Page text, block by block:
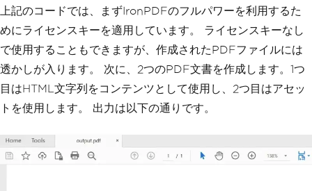
df
"<img src='icons/iron.png'>"
,
"C:\\site\\assets" )
s.pdf" )
上記のコードでは、まずIronPDFのフルパワーを利用するた
めにライセンスキーを適用しています。 ライセンスキーなし
で使用することもできますが、作成されたPDFファイルには
透かしが入ります。 次に、2つのPDF文書を作成します。1つ
目はHTML文字列をコンテンツとして使用し、2つ目はアセッ
トを使用します。 出力は以下の通りです。